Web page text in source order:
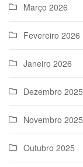
Março 2026
Fevereiro 2026
Janeiro 2026
Dezembro 2025
Novembro 2025
Outubro 2025